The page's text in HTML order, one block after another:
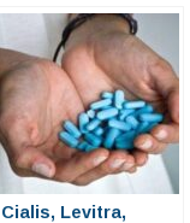
Cialis, Levitra,